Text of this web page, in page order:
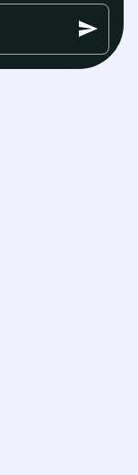
send